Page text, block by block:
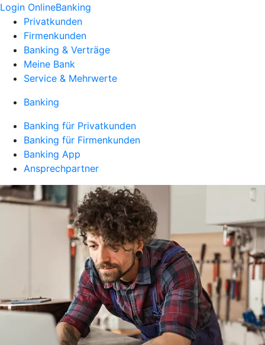
Login OnlineBanking
Privatkunden
Firmenkunden
Banking & Verträge
Meine Bank
Service & Mehrwerte
Banking
Banking für Privatkunden
Banking für Firmenkunden
Banking App
Ansprechpartner